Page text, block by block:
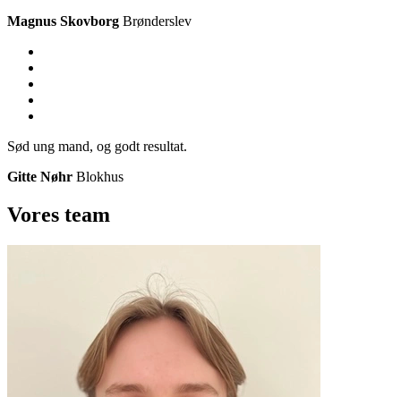
Magnus Skovborg Brønderslev
Sød ung mand, og godt resultat.
Gitte Nøhr Blokhus
Vores team